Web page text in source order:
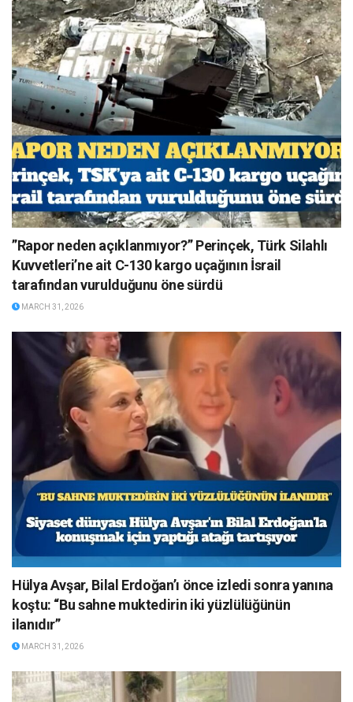
”Rapor neden açıklanmıyor?” Perinçek, Türk Silahlı
Kuvvetleri’ne ait C-130 kargo uçağının İsrail
tarafından vurulduğunu öne sürdü
MARCH 31, 2026
Hülya Avşar, Bilal Erdoğan’ı önce izledi sonra yanına
koştu: “Bu sahne muktedirin iki yüzlülüğünün
ilanıdır”
MARCH 31, 2026